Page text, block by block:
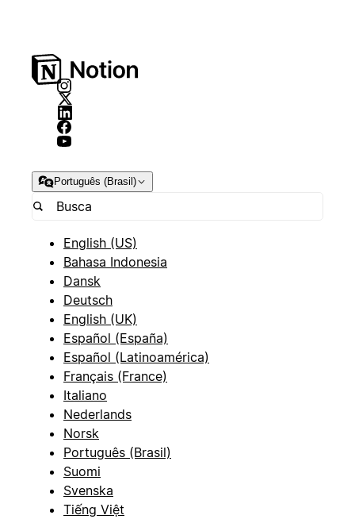
Português (Brasil)
English (US)
Bahasa Indonesia
Dansk
Deutsch
English (UK)
Español (España)
Español (Latinoamérica)
Français (France)
Italiano
Nederlands
Norsk
Português (Brasil)
Suomi
Svenska
Tiếng Việt